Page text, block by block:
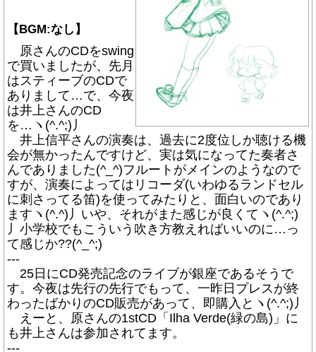
【BGM:なし】
原さんのCDをswing
で買いましたが、先月
はスティーブのCDで
ありまして…で、今夜
は井上さんのCD
を…ヽ(^.^;)丿
井上信平さんの演奏は、過去に2度位しか聴ける機
会が無かったんですけど、実は気になってた奏者さ
んでありました(^_^)フルートがメインのようなので
すが、演奏によってはリコーダ(いわゆるランドセル
に刺さってる笛)を使ってみたりと、面白いのであり
ますヽ(^.^)丿いや、それがまた感じが良くてヽ(^.^;)
丿小学校でもこういう吹き方教えればいいのに…っ
て感じか??(^_^;)
---
25日にCD発売記念のライブが銀座であるそうで
す。今夜は先行の先行でもって、一昨日プレスが終
わったばかりのCD販売があって、即購入とヽ(^.^;)丿
えーと、原さんの1stCD「Ilha Verde(緑の島)」に
も井上さんは参加されてます。
---